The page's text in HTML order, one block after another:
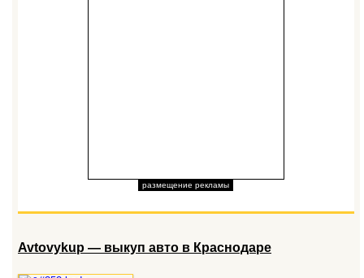
размещение рекламы
Avtovykup — выкуп авто в Краснодаре